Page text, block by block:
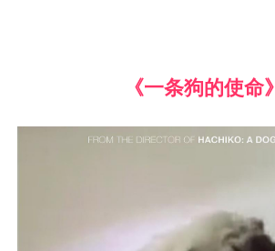
《一条狗的使命》